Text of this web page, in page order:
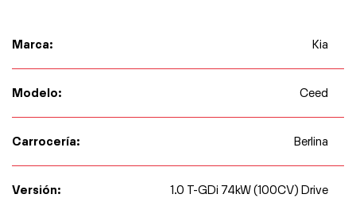
Marca: Kia
Modelo: Ceed
Carrocería: Berlina
Versión: 1.0 T-GDi 74kW (100CV) Drive